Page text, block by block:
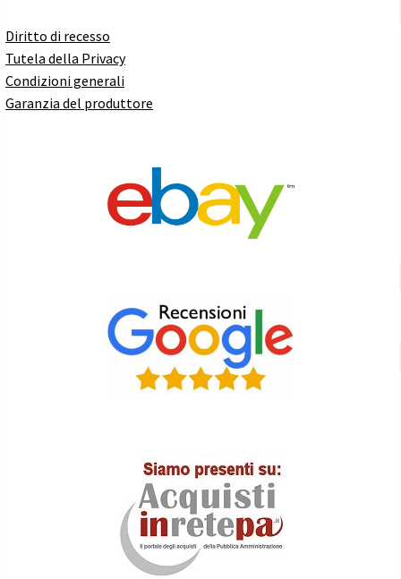
Diritto di recesso
Tutela della Privacy
Condizioni generali
Garanzia del produttore